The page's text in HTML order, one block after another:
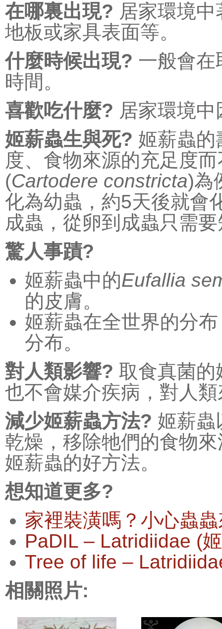
在哪裏出現? 居家環境
地板或家具表面等。
什麼時候出現? 一般會
時間。
喜歡吃什麼? 居家環境
姬薪蟲生與死? 姬薪蟲的
度、食物來源的充足度
(Cartodere constricta)為
化為幼蟲，約5天後就會
成蟲，從卵到成蟲只需
驚人事蹟?
姬薪蟲中的Eufallia
的皮膚。
姬薪蟲在全世界的分
分布。
對人類影響? 取食真菌的
也不會媒介疾病，對人
減少姬薪蟲方法? 姬薪蟲
乾燥，移除牠們的食物
姬薪蟲的好方法。
想知道更多?
家裡裝潢嗎？小心蟲
PaDIL – Latridiidae (
Tree of life –
相關照片: